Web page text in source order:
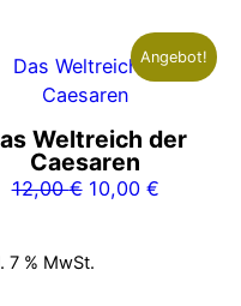
Angebot!
Weltreich der
Caesaren
12,00€ Ursprünglicher
12,00 €
10,00 €Aktueller
7 % MwSt.